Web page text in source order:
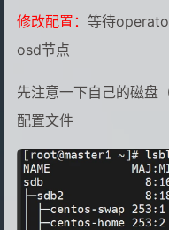
修改配置： 等待
osd节点
先注意一下自己的磁盘
配置文件